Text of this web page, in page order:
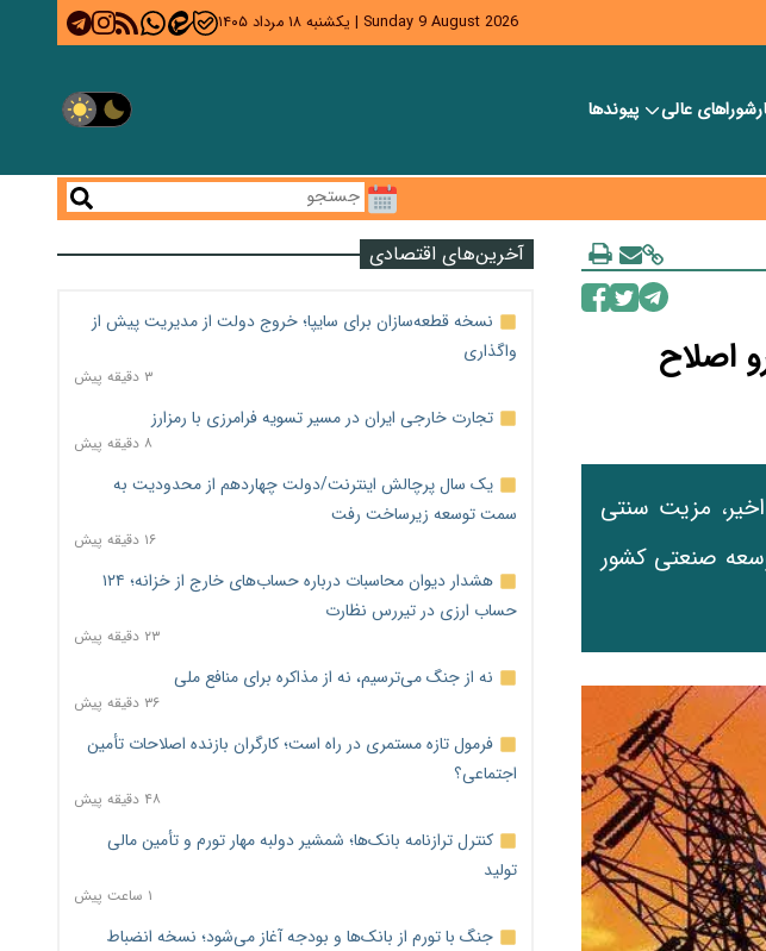
Sunday 9 August 2026
| یکشنبه ۱۸ مرداد ۱۴۰۵
شورا‎های عالی پیوندها
اصلاح
چهار سال اخیر، مزیت سنتی
صنعتی کشور
آخرین‌های اقتصادی
نسخه قطعه‌سازان برای سایپا؛ خروج دولت از مدیریت پیش از
واگذاری
۳ دقیقه پیش
تجارت خارجی ایران در مسیر تسویه فرامرزی با رمزارز
۸ دقیقه پیش
یک سال پرچالش اینترنت/دولت چهاردهم از محدودیت به
سمت توسعه زیرساخت رفت
۱۶ دقیقه پیش
هشدار دیوان محاسبات درباره حساب‌های خارج از خزانه؛ ۱۲۴
حساب ارزی در تیررس نظارت
۲۳ دقیقه پیش
نه از جنگ می‌ترسیم، نه از مذاکره برای منافع ملی
۳۶ دقیقه پیش
فرمول تازه مستمری در راه است؛ کارگران بازنده اصلاحات تأمین
اجتماعی؟
۴۸ دقیقه پیش
کنترل ترازنامه بانک‌ها؛ شمشیر دولبه مهار تورم و تأمین مالی
تولید
۱ ساعت پیش
جنگ با تورم از بانک‌ها و بودجه آغاز می‌شود؛ نسخه انضباط